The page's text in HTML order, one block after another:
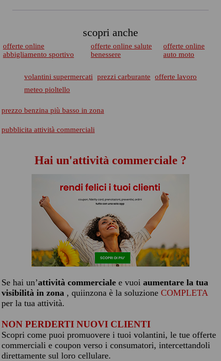
scopri anche
offerte online
abbigliamento sportivo
offerte online salute
benessere
offerte online
auto moto
volantini supermercati prezzi carburante
offerte lavoro
meteo pioltello
prezzo benzina più basso in zona
pubblicita attività commerciali
Hai un'attività commerciale ?
Se hai un’attività commerciale e vuoi aumentare la tua
visibilità in zona , quiinzona è la soluzione COMPLETA
per la tua attività.
NON PERDERTI NUOVI CLIENTI
Scopri come puoi promuovere i tuoi volantini, le tue offerte
commerciali e coupon verso i consumatori, intercettandoli
direttamente sul loro cellulare.